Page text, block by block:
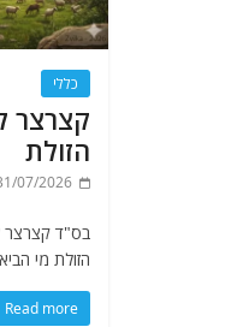
כללי
קצרצר
הזולת
07/2026
בס"ד קצרצר
הזולת מי
Read more